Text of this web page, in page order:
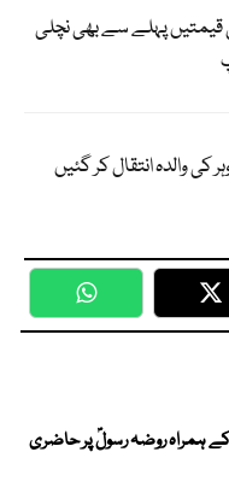
قیمتیں پہلے سے بھی نچلی
کی والدہ انتقال کر گئیں
WhatsApp
ہمراہ روضہ رسولؐ پر حاضری